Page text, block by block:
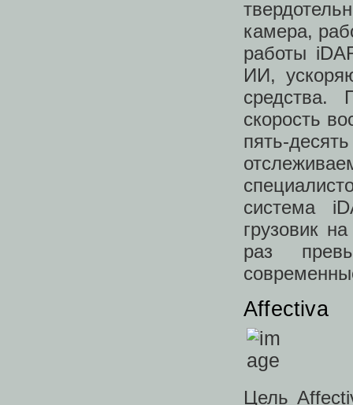
камера,
работы
ИИ,
средства.
скорость
пять-
система
грузовик
раз
Affectiva
Цель